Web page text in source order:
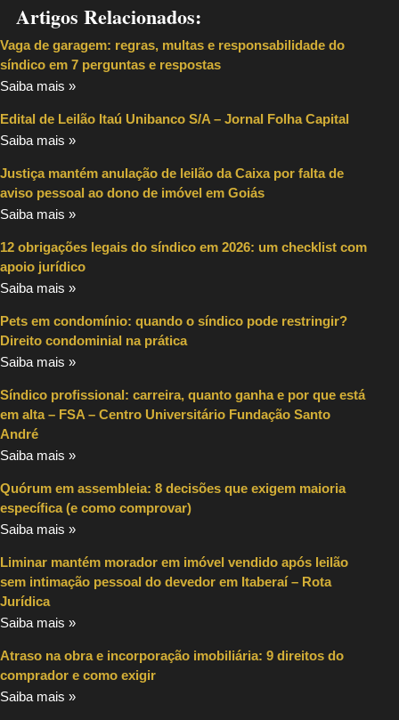
Artigos Relacionados:
Vaga de garagem: regras, multas e responsabilidade do
síndico em 7 perguntas e respostas
Saiba mais »
Edital de Leilão Itaú Unibanco S/A – Jornal Folha Capital
Saiba mais »
Justiça mantém anulação de leilão da Caixa por falta de
aviso pessoal ao dono de imóvel em Goiás
Saiba mais »
12 obrigações legais do síndico em 2026: um checklist com
apoio jurídico
Saiba mais »
Pets em condomínio: quando o síndico pode restringir?
Direito condominial na prática
Saiba mais »
Síndico profissional: carreira, quanto ganha e por que está
em alta – FSA – Centro Universitário Fundação Santo
André
Saiba mais »
Quórum em assembleia: 8 decisões que exigem maioria
específica (e como comprovar)
Saiba mais »
Liminar mantém morador em imóvel vendido após leilão
sem intimação pessoal do devedor em Itaberaí – Rota
Jurídica
Saiba mais »
Atraso na obra e incorporação imobiliária: 9 direitos do
comprador e como exigir
Saiba mais »